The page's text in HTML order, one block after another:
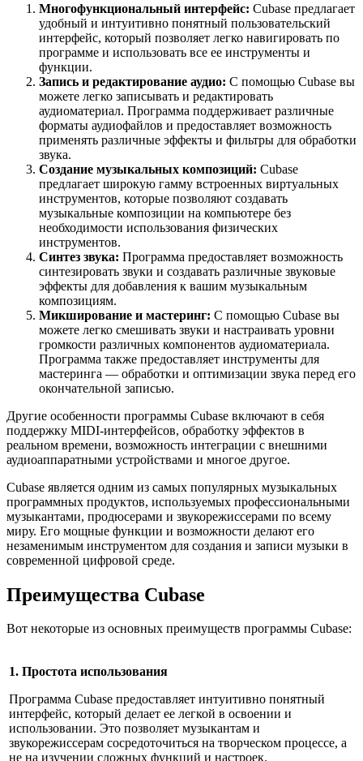
Многофункциональный интерфейс: Cubase предлагает
удобный и интуитивно понятный пользовательский
интерфейс, который позволяет легко навигировать по
программе и использовать все ее инструменты и
функции.
Запись и редактирование аудио: С помощью Cubase вы
можете легко записывать и редактировать
аудиоматериал. Программа поддерживает различные
форматы аудиофайлов и предоставляет возможность
применять различные эффекты и фильтры для обработки
звука.
Создание музыкальных композиций: Cubase
предлагает широкую гамму встроенных виртуальных
инструментов, которые позволяют создавать
музыкальные композиции на компьютере без
необходимости использования физических
инструментов.
Синтез звука: Программа предоставляет возможность
синтезировать звуки и создавать различные звуковые
эффекты для добавления к вашим музыкальным
композициям.
Микширование и мастеринг: С помощью Cubase вы
можете легко смешивать звуки и настраивать уровни
громкости различных компонентов аудиоматериала.
Программа также предоставляет инструменты для
мастеринга — обработки и оптимизации звука перед его
окончательной записью.
Другие особенности программы Cubase включают в себя
поддержку MIDI-интерфейсов, обработку эффектов в
реальном времени, возможность интеграции с внешними
аудиоаппаратными устройствами и многое другое.
Cubase является одним из самых популярных музыкальных
программных продуктов, используемых профессиональными
музыкантами, продюсерами и звукорежиссерами по всему
миру. Его мощные функции и возможности делают его
незаменимым инструментом для создания и записи музыки в
современной цифровой среде.
Преимущества Cubase
Вот некоторые из основных преимуществ программы Cubase:
1. Простота использования
Программа Cubase предоставляет интуитивно понятный
интерфейс, который делает ее легкой в освоении и
использовании. Это позволяет музыкантам и
звукорежиссерам сосредоточиться на творческом процессе, а
не на изучении сложных функций и настроек.